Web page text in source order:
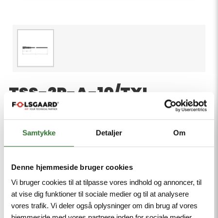
Samtykke Detaljer Om
Denne hjemmeside bruger cookies
Vi bruger cookies til at tilpasse vores indhold og annoncer, til
at vise dig funktioner til sociale medier og til at analysere
vores trafik. Vi deler også oplysninger om din brug af vores
TSS-2P-A-10/TXL
Product number:
connector, male, straight, 2-pin, Jacket material:
TPE-U (PUR), Jacket color: black, similar to RAL
acc. to cULus 20549, Halogen-free acc. DIN VDE
0472 part 815, Approval: cULus, RoHS-compliant,
Protection classes IP67/IP69K, Cable length 10 m